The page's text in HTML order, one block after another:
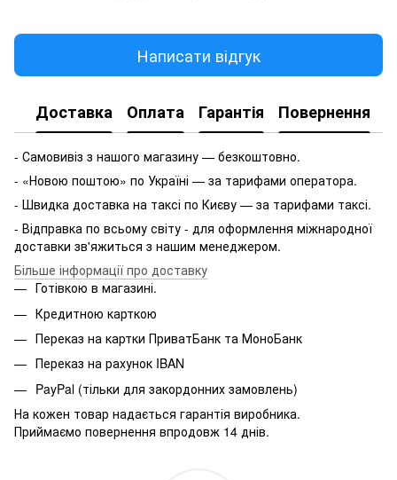
Написати відгук
Доставка Оплата Гарантія Повернення
- Самовивіз з нашого магазину — безкоштовно.
- «Новою поштою» по Україні — за тарифами оператора.
- Швидка доставка на таксі по Києву — за тарифами таксі.
- Відправка по всьому світу - для оформлення міжнародної
доставки зв'яжиться з нашим менеджером.
Більше інформації про доставку
Готівкою в магазині.
Кредитною карткою
Переказ на картки ПриватБанк та МоноБанк
Переказ на рахунок IBAN
PayPal (тільки для закордонних замовлень)
На кожен товар надається гарантія виробника.
Приймаємо повернення впродовж 14 днів.